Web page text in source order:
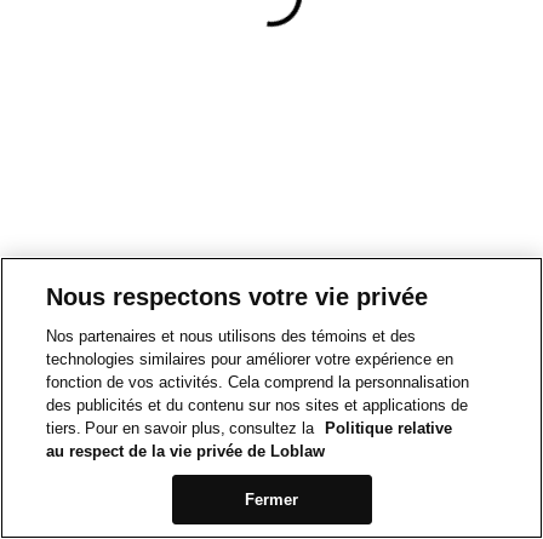
Nous respectons votre vie privée
Nos partenaires et nous utilisons des témoins et des
technologies similaires pour améliorer votre expérience en
fonction de vos activités. Cela comprend la personnalisation
des publicités et du contenu sur nos sites et applications de
tiers. Pour en savoir plus, consultez la
Politique relative
au respect de la vie privée de Loblaw
Fermer